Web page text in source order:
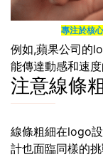
專注於核
例如,蘋果公司的
能傳達動感和速
注意線條
線條粗細在logo
計也面臨同樣的